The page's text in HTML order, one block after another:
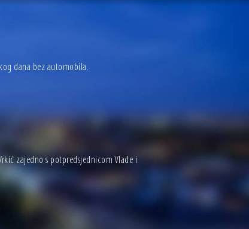
dana bez automobila.
zajedno s potpredsjednicom Vlade i